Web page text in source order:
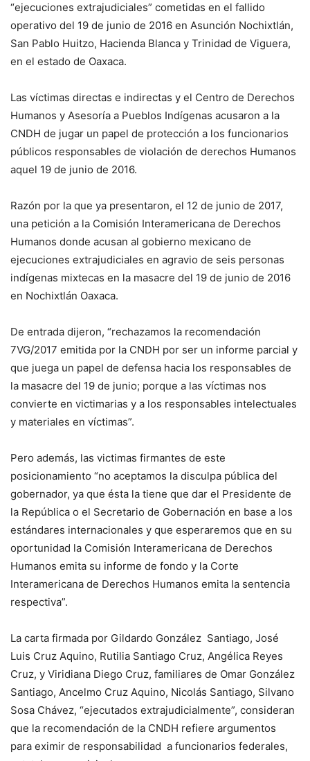
“ejecuciones extrajudiciales” cometidas en el fallido
operativo del 19 de junio de 2016 en Asunción Nochixtlán,
San Pablo Huitzo, Hacienda Blanca y Trinidad de Viguera,
en el estado de Oaxaca.
Las víctimas directas e indirectas y el Centro de Derechos
Humanos y Asesoría a Pueblos Indígenas acusaron a la
CNDH de jugar un papel de protección a los funcionarios
públicos responsables de violación de derechos Humanos
aquel 19 de junio de 2016.
Razón por la que ya presentaron, el 12 de junio de 2017,
una petición a la Comisión Interamericana de Derechos
Humanos donde acusan al gobierno mexicano de
ejecuciones extrajudiciales en agravio de seis personas
indígenas mixtecas en la masacre del 19 de junio de 2016
en Nochixtlán Oaxaca.
De entrada dijeron, “rechazamos la recomendación
7VG/2017 emitida por la CNDH por ser un informe parcial y
que juega un papel de defensa hacia los responsables de
la masacre del 19 de junio; porque a las víctimas nos
convierte en victimarias y a los responsables intelectuales
y materiales en víctimas”.
Pero además, las victimas firmantes de este
posicionamiento “no aceptamos la disculpa pública del
gobernador, ya que ésta la tiene que dar el Presidente de
la República o el Secretario de Gobernación en base a los
estándares internacionales y que esperaremos que en su
oportunidad la Comisión Interamericana de Derechos
Humanos emita su informe de fondo y la Corte
Interamericana de Derechos Humanos emita la sentencia
respectiva”.
La carta firmada por Gildardo González Santiago, José
Luis Cruz Aquino, Rutilia Santiago Cruz, Angélica Reyes
Cruz, y Viridiana Diego Cruz, familiares de Omar González
Santiago, Ancelmo Cruz Aquino, Nicolás Santiago, Silvano
Sosa Chávez, “ejecutados extrajudicialmente”, consideran
que la recomendación de la CNDH refiere argumentos
para eximir de responsabilidad a funcionarios federales,